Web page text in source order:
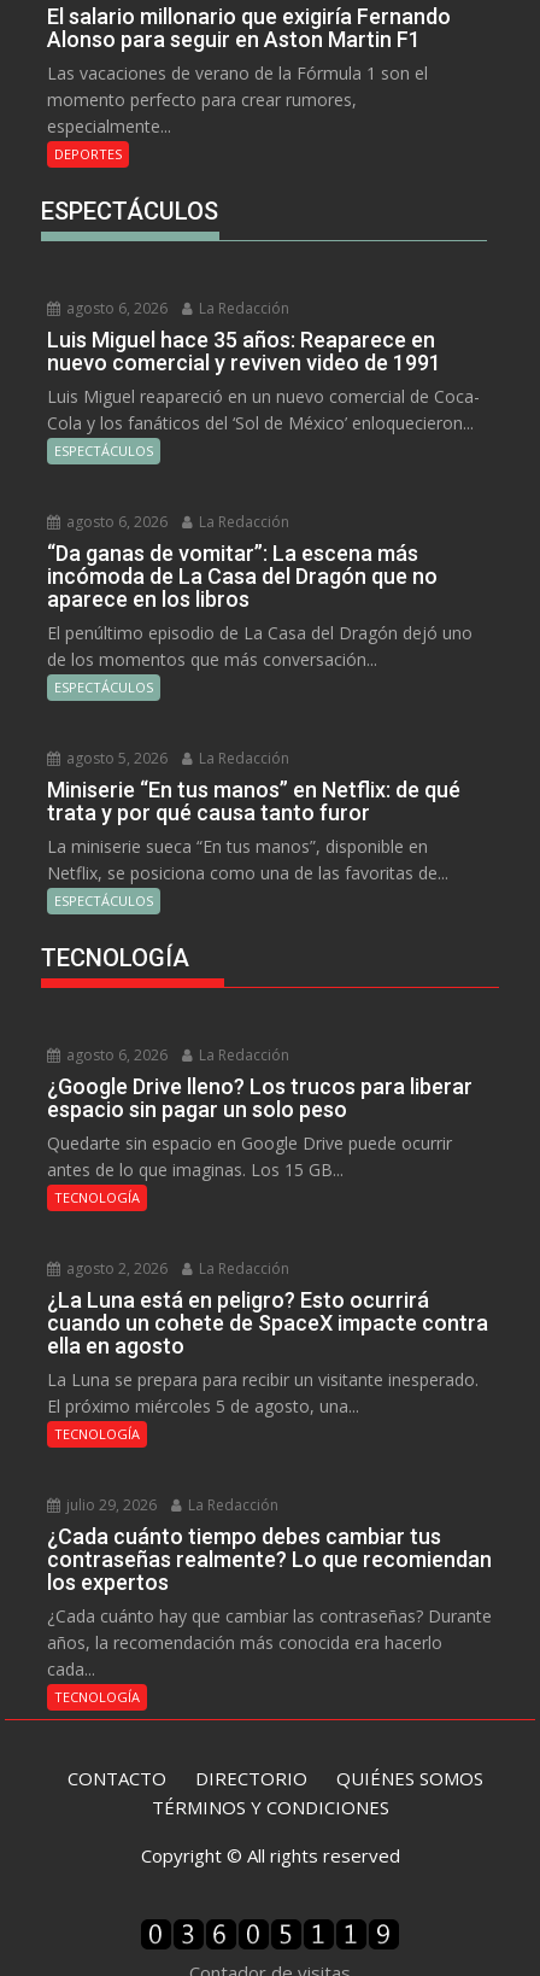
El salario millonario que exigiría Fernando
Alonso para seguir en Aston Martin F1
Las vacaciones de verano de la Fórmula 1 son el
momento perfecto para crear rumores,
especialmente...
DEPORTES
ESPECTÁCULOS
agosto 6, 2026 La Redacción
Luis Miguel hace 35 años: Reaparece en
nuevo comercial y reviven video de 1991
Luis Miguel reapareció en un nuevo comercial de Coca-
Cola y los fanáticos del ‘Sol de México’ enloquecieron...
ESPECTÁCULOS
agosto 6, 2026 La Redacción
“Da ganas de vomitar”: La escena más
incómoda de La Casa del Dragón que no
aparece en los libros
El penúltimo episodio de La Casa del Dragón dejó uno
de los momentos que más conversación...
ESPECTÁCULOS
agosto 5, 2026 La Redacción
Miniserie “En tus manos” en Netflix: de qué
trata y por qué causa tanto furor
La miniserie sueca “En tus manos”, disponible en
Netflix, se posiciona como una de las favoritas de...
ESPECTÁCULOS
TECNOLOGÍA
agosto 6, 2026 La Redacción
¿Google Drive lleno? Los trucos para liberar
espacio sin pagar un solo peso
Quedarte sin espacio en Google Drive puede ocurrir
antes de lo que imaginas. Los 15 GB...
TECNOLOGÍA
agosto 2, 2026 La Redacción
¿La Luna está en peligro? Esto ocurrirá
cuando un cohete de SpaceX impacte contra
ella en agosto
La Luna se prepara para recibir un visitante inesperado.
El próximo miércoles 5 de agosto, una...
TECNOLOGÍA
julio 29, 2026 La Redacción
¿Cada cuánto tiempo debes cambiar tus
contraseñas realmente? Lo que recomiendan
los expertos
¿Cada cuánto hay que cambiar las contraseñas? Durante
años, la recomendación más conocida era hacerlo
cada...
TECNOLOGÍA
CONTACTO DIRECTORIO QUIÉNES SOMOS
TÉRMINOS Y CONDICIONES
Copyright © All rights reserved